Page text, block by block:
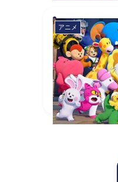
アニメ